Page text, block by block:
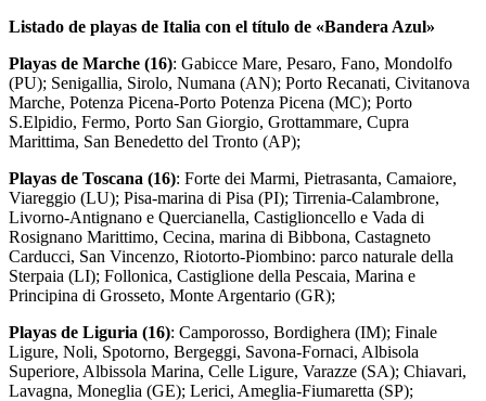
Listado de playas de Italia con el título de «Bandera Azul»
Playas de Marche (16): Gabicce Mare, Pesaro, Fano, Mondolfo
(PU); Senigallia, Sirolo, Numana (AN); Porto Recanati, Civitanova
Marche, Potenza Picena-Porto Potenza Picena (MC); Porto
S.Elpidio, Fermo, Porto San Giorgio, Grottammare, Cupra
Marittima, San Benedetto del Tronto (AP);
Playas de Toscana (16): Forte dei Marmi, Pietrasanta, Camaiore,
Viareggio (LU); Pisa-marina di Pisa (PI); Tirrenia-Calambrone,
Livorno-Antignano e Quercianella, Castiglioncello e Vada di
Rosignano Marittimo, Cecina, marina di Bibbona, Castagneto
Carducci, San Vincenzo, Riotorto-Piombino: parco naturale della
Sterpaia (LI); Follonica, Castiglione della Pescaia, Marina e
Principina di Grosseto, Monte Argentario (GR);
Playas de Liguria (16): Camporosso, Bordighera (IM); Finale
Ligure, Noli, Spotorno, Bergeggi, Savona-Fornaci, Albisola
Superiore, Albissola Marina, Celle Ligure, Varazze (SA); Chiavari,
Lavagna, Moneglia (GE); Lerici, Ameglia-Fiumaretta (SP);